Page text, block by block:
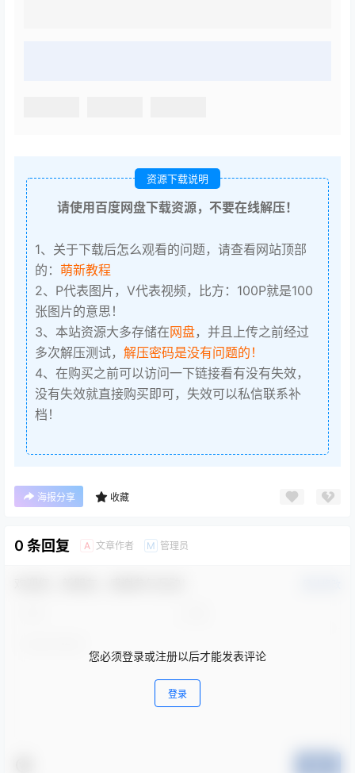
资源下载说明
请使用百度网盘下载资源，不要在线解压！
1、关于下载后怎么观看的问题，请查看网站顶部
的： 萌新教程
2、P代表图片，V代表视频，比方：100P就是100
张图片的意思！
3、本站资源大多存储在网盘，并且上传之前经过
多次解压测试， 解压密码是没有问题的！
4、在购买之前可以访问一下链接看有没有失效，
没有失效就直接购买即可，失效可以私信联系补
档！
海报分享 收藏
0 条回复 A 文章作者 M 管理员
您必须登录或注册以后才能发表评论
登录